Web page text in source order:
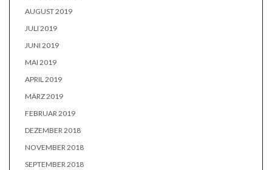
AUGUST 2019
JULI 2019
JUNI 2019
MAI 2019
APRIL 2019
MÄRZ 2019
FEBRUAR 2019
DEZEMBER 2018
NOVEMBER 2018
SEPTEMBER 2018